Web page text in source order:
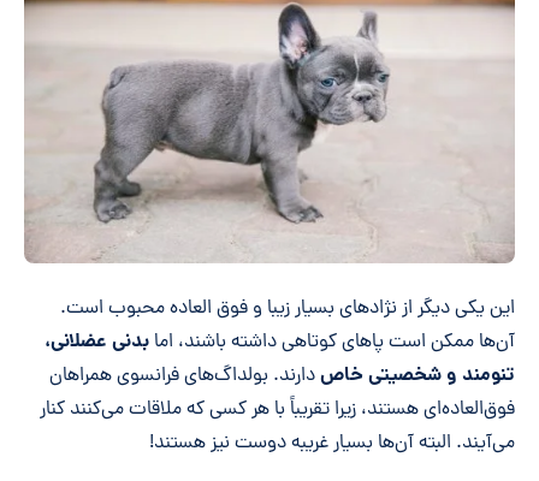
این یکی دیگر از نژادهای بسیار زیبا و فوق العاده محبوب است.
آن‌ها ممکن است پاهای کوتاهی داشته باشند، اما بدنی عضلانی،
تنومند و شخصیتی خاصدارند. بولداگ‌های فرانسوی همراهان
فوق‌العاده‌ای هستند، زیرا تقریباً با هر کسی که ملاقات می‌کنند کنار
می‌آیند. البته آن‌ها بسیار غریبه دوست نیز هستند!